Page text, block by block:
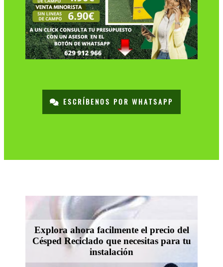
ESCRÍBENOS POR WHATSAPP
Explora ahora facilmente el precio del
Césped Reciclado que necesitas para tu
instalación